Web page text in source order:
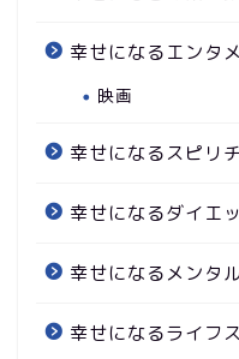
幸せになるエンタメ
映画
幸せになるスピリ
幸せになるダイエ
幸せになるメンタ
幸せになるライフ